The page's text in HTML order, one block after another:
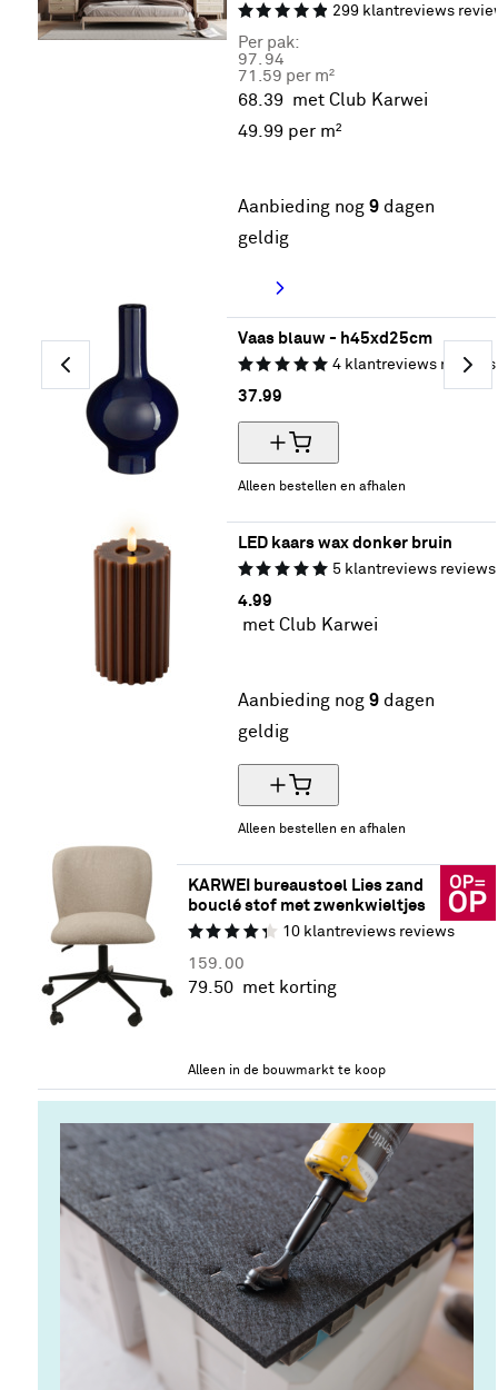
299 klantreviews
Per pak:
97. 94
71.59 per m²
68.39 met Club Karwei
49. 99 per m²
Aanbieding nog 9 dagen
geldig
Vaas blauw - h45xd25cm
4 klantreviews reviews
37.99
Alleen bestellen en afhalen
LED kaars wax donker bruin
5 klantreviews reviews
4.99
met Club Karwei
Aanbieding nog 9 dagen
geldig
Alleen bestellen en afhalen
KARWEI bureaustoel Lies zand
bouclé stof met zwenkwieltjes
10 klantreviews reviews
159. 00
79. 50 met korting
Alleen in de bouwmarkt te koop